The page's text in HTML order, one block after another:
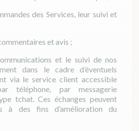
des Services, leur suivi et
et avis ;
et le suivi de nos
dans le cadre d’éventuels
via le service client accessible
téléphone, par messagerie
tchat. Ces échanges peuvent
à des fins d’amélioration du